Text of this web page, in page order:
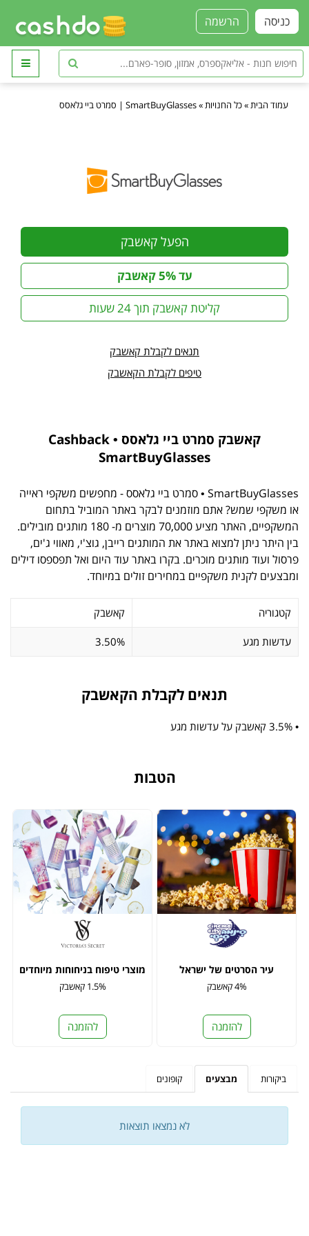
הרשמה כניסה
עמוד הבית »כל החנויות »SmartBuyGlasses | סמרט ביי גלאסס
הפעל קאשבק
עד 5% קאשבק
קליטת קאשבק תוך 24 שעות
תנאים לקבלת קאשבק
טיפים לקבלת הקאשבק
קאשבק סמרט ביי גלאסס • Cashback
SmartBuyGlasses
SmartBuyGlasses • סמרט ביי גלאסס - מחפשים משקפי ראייה
או משקפי שמש? אתם מוזמנים לבקר באתר המוביל בתחום
המשקפיים, האתר מציע 70,000 מוצרים מ- 180 מותגים מובילים.
בין היתר ניתן למצוא באתר את המותגים רייבן, גוצ'י, מאווי ג'ים,
פרסול ועוד מותגים מוכרים. בקרו באתר עוד היום ואל תפספסו דילים
ומבצעים לקנית משקפיים במחירים זולים במיוחד.
קטגוריה קאשבק
עדשות מגע 3.50%
תנאים לקבלת הקאשבק
• 3.5% קאשבק על עדשות מגע
הטבות
עיר הסרטים של ישראל
4% קאשבק
להזמנה
מוצרי טיפוח בניחוחות מיוחדים
1.5% קאשבק
להזמנה
ביקורות מבצעים קופונים
לא נמצאו תוצאות